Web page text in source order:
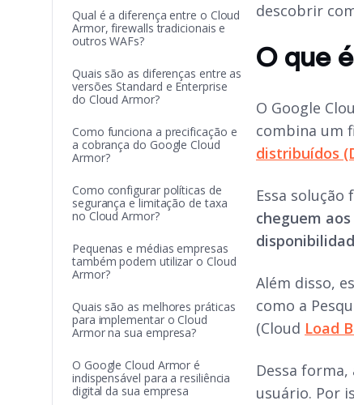
Qual é a diferença entre o Cloud
Armor, firewalls tradicionais e
outros WAFs?
Quais são as diferenças entre as
versões Standard e Enterprise
do Cloud Armor?
Como funciona a precificação e
a cobrança do Google Cloud
Armor?
Como configurar políticas de
segurança e limitação de taxa
no Cloud Armor?
Pequenas e médias empresas
também podem utilizar o Cloud
Armor?
Quais são as melhores práticas
para implementar o Cloud
Armor na sua empresa?
O Google Cloud Armor é
indispensável para a resiliência
digital da sua empresa
descobrir
O que
O Google
combina um
distribuídos
Essa
cheguem
Além disso,
como a
(Cloud Load
Dessa
usuário. Por